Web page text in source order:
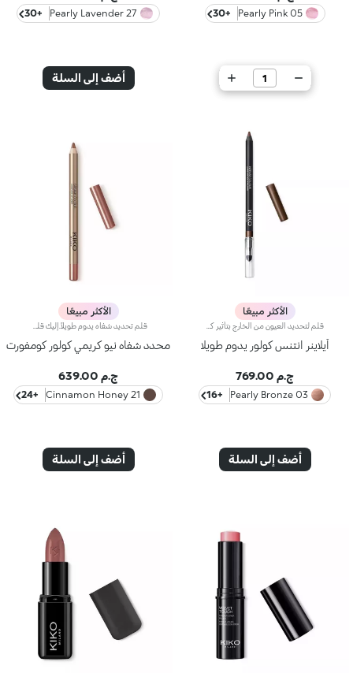
05 Pearly Pink
+30
أضف إلى السلة
27 Pearly Lavender
+30
أضف إلى السلة
الأكثر مبيعًا
آيلاينر انتنس كولور يدوم طويلا
ج.م 769.00
03 Pearly Bronze
+16
أضف إلى السلة
الأكثر مبيعًا
محدد شفاه نيو كريمي كولور كومفورت
ج.م 639.00
21 Cinnamon Honey
+24
أضف إلى السلة